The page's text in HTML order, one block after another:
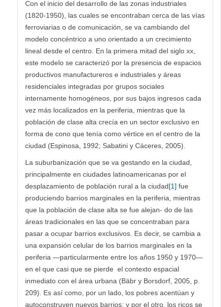
Con el inicio del desarrollo de las zonas industriales
(1820-1950), las cuales se encontraban cerca de las vías
ferroviarias o de comunicación, se va cambiando del
modelo concéntrico a uno orientado a un crecimiento
lineal desde el centro. En la primera mitad del siglo xx,
este modelo se caracterizó por la presencia de espacios
productivos manufactureros e industriales y áreas
residenciales integradas por grupos sociales
internamente homogéneos, por sus bajos ingresos cada
vez más localizados en la periferia, mientras que la
población de clase alta crecía en un sector exclusivo en
forma de cono que tenía como vértice en el centro de la
ciudad (Espinosa, 1992; Sabatini y Cáceres, 2005).
La suburbanización que se va gestando en la ciudad,
principalmente en ciudades latinoamericanas por el
desplazamiento de población rural a la ciudad[1] fue
produciendo barrios marginales en la periferia, mientras
que la población de clase alta se fue alejan- do de las
áreas tradicionales en las que se concentraban para
pasar a ocupar barrios exclusivos. Es decir, se cambia a
una expansión celular de los barrios marginales en la
periferia —particularmente entre los años 1950 y 1970—
en el que casi que se pierde el contexto espacial
inmediato con el área urbana (Bäbr y Borsdorf, 2005, p.
209). Es así como, por un lado, los pobres acentúan y
autoconstruyen nuevos barrios; y por el otro, los ricos se